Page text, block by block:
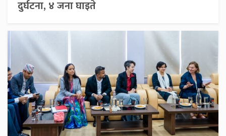
दुर्घटना, ४ जना घाइते